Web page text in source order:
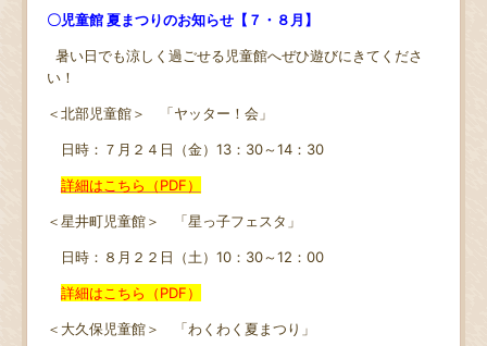
〇児童館 夏まつりのお知らせ【７・８月】
暑い日でも涼しく過ごせる児童館へぜひ遊びにきてくださ
い！
＜北部児童館＞ 「ヤッター！会」
日時：７月２４日（金）13：30～14：30
詳細はこちら（PDF）
＜星井町児童館＞ 「星っ子フェスタ」
日時：８月２２日（土）10：30～12：00
詳細はこちら（PDF）
＜大久保児童館＞ 「わくわく夏まつり」